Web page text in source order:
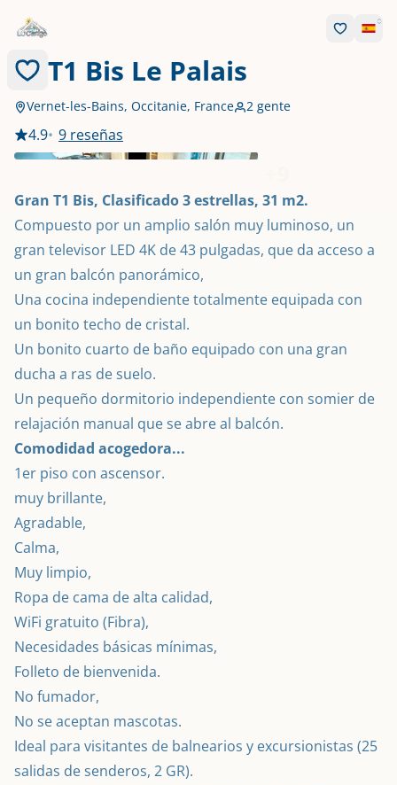
T1 Bis Le Palais
Vernet-les-Bains, Occitanie, France 2 gente
4.9• 9 reseñas
Gran T1 Bis, Clasificado 3 estrellas, 31 m2.
Compuesto por un amplio salón muy luminoso, un
gran televisor LED 4K de 43 pulgadas, que da acceso a
un gran balcón panorámico,
Una cocina independiente totalmente equipada con
un bonito techo de cristal.
Un bonito cuarto de baño equipado con una gran
ducha a ras de suelo.
Un pequeño dormitorio independiente con somier de
relajación manual que se abre al balcón.
Comodidad acogedora...
1er piso con ascensor.
muy brillante,
Agradable,
Calma,
Muy limpio,
Ropa de cama de alta calidad,
WiFi gratuito (Fibra),
Necesidades básicas mínimas,
Folleto de bienvenida.
No fumador,
No se aceptan mascotas.
Ideal para visitantes de balnearios y excursionistas (25
salidas de senderos, 2 GR).